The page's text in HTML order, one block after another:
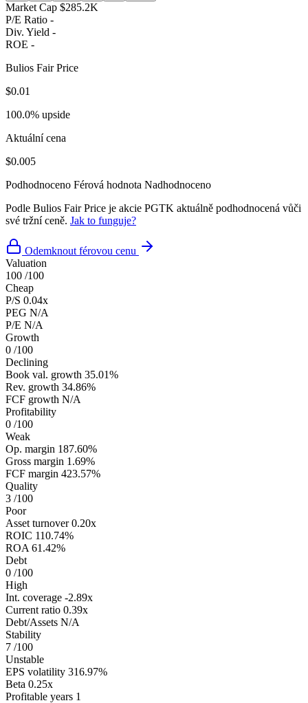
Market Cap $285.2K
P/E Ratio -
Div. Yield -
ROE -
Bulios Fair Price
$0.01
100.0% upside
Aktuální cena
$0.005
Podhodnoceno Férová hodnota Nadhodnoceno
Podle Bulios Fair Price je akcie PGTK aktuálně podhodnocená vůči
své tržní ceně. Jak to funguje?
Odemknout férovou cenu
Valuation
100 /100
Cheap
P/S 0.04x
PEG N/A
P/E N/A
Growth
0 /100
Declining
Book val. growth 35.01%
Rev. growth 34.86%
FCF growth N/A
Profitability
0 /100
Weak
Op. margin 187.60%
Gross margin 1.69%
FCF margin 423.57%
Quality
3 /100
Poor
Asset turnover 0.20x
ROIC 110.74%
ROA 61.42%
Debt
0 /100
High
Int. coverage -2.89x
Current ratio 0.39x
Debt/Assets N/A
Stability
7 /100
Unstable
EPS volatility 316.97%
Beta 0.25x
Profitable years 1